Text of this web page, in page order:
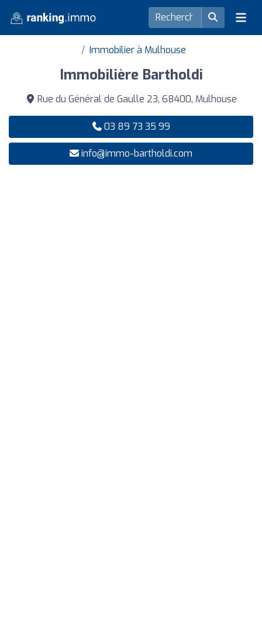
Immobilier à Mulhouse
Immobilière Bartholdi
Rue du Général de Gaulle 23, 68400, Mulhouse
03 89 73 35 99
info@immo-bartholdi.com